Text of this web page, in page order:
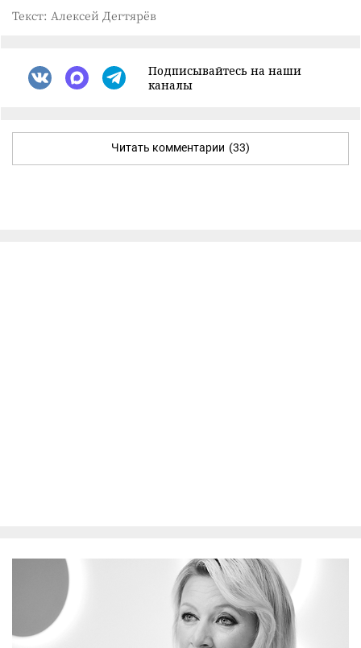
Текст: Алексей Дегтярёв
Подписывайтесь на наши
каналы
Читать комментарии (33)